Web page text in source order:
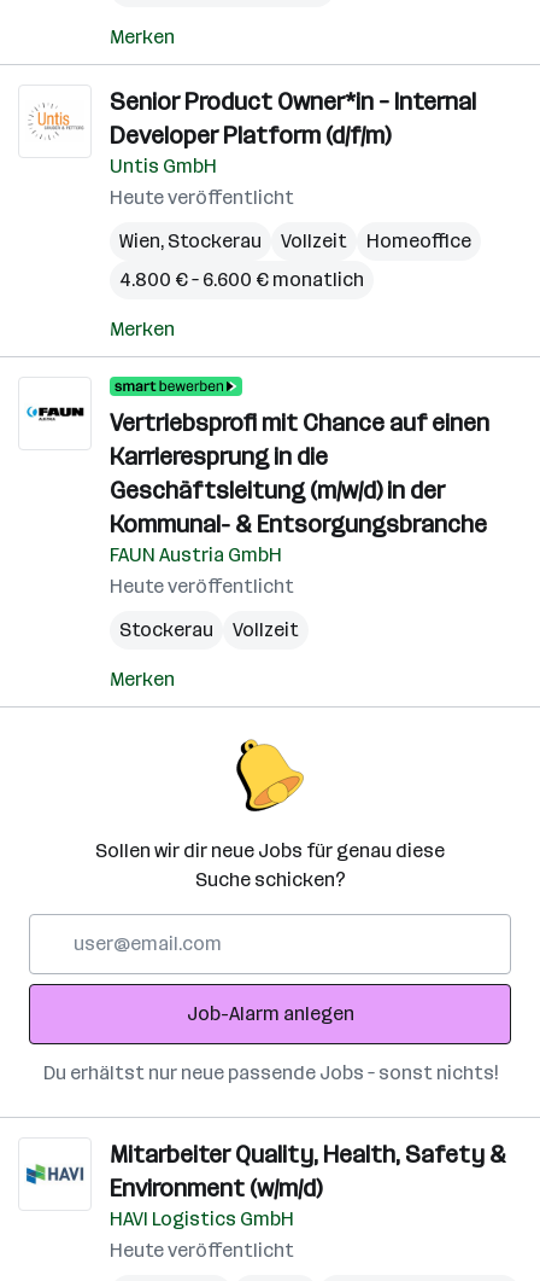
Merken
Senior Product Owner*in – Internal
Developer Platform (d/f/m)
Untis GmbH
Heute veröffentlicht
Wien, Stockerau Vollzeit
Homeoffice
4.800 € – 6.600 € monatlich
Merken
Vertriebsprofi mit Chance auf einen
Karrieresprung in die
Geschäftsleitung (m/w/d) in der
Kommunal- & Entsorgungsbranche
FAUN Austria GmbH
Heute veröffentlicht
Stockerau
Vollzeit
Merken
Sollen wir dir neue Jobs für genau diese
Suche schicken?
Adresse
Job-Alarm anlegen
Du erhältst nur neue passende Jobs – sonst nichts!
Mitarbeiter Quality, Health, Safety &
Environment (w/m/d)
HAVI Logistics GmbH
Heute veröffentlicht